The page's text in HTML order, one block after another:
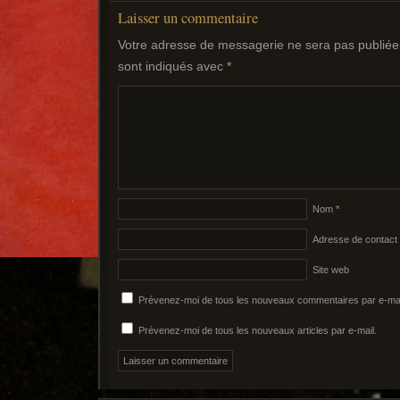
Laisser un commentaire
Votre adresse de messagerie ne sera pas
sont indiqués avec *
Nom *
Adresse de contact
Site web
Prévenez-moi de tous les nouveaux commentaires par e-
Prévenez-moi de tous les nouveaux articles par e-mail.